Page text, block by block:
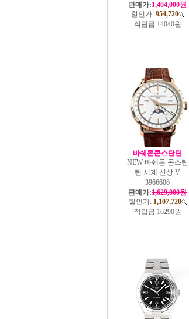
판매가:1,404,000원
할인가: 954,720
적립금:14040원
바쉐론콘스탄틴
NEW 바쉐론 콘스탄
틴 시계 신상 V
3966606
판매가:1,629,000원
할인가: 1,107,720
적립금:16290원